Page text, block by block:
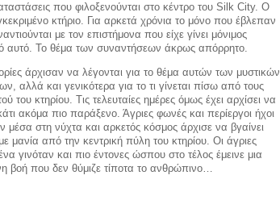
που φιλοξενούνται στο κέντρο του Silk City. Ο
κτήριο. Για αρκετά χρόνια το μόνο που έβλεπαν
με τον επιστήμονα που είχε γίνει μόνιμος
αυτό. Το θέμα των συναντήσεων άκρως απόρρητο.
άρχισαν να λέγονται για το θέμα αυτών των μυστικών
αλλά και γενικότερα για το τι γίνεται πίσω από τους
του κτηρίου. Τις τελευταίες ημέρες όμως έχει αρχίσει να
ακόμα πιο παράξενο. Άγριες φωνές και περίεργοι ήχοι
μέσα στη νύχτα και αρκετός κόσμος άρχισε να βγαίνει
μανία από την κεντρική πύλη του κτηρίου. Οι άγριες
γινόταν και πιο έντονες ώσπου στο τέλος έμεινε μια
βοή που δεν θύμιζε τίποτα το ανθρώπινο…